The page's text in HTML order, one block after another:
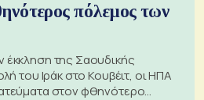
πόλεμος των
έκκληση της Σαουδικής
του Ιράκ στο Κουβέιτ, οι ΗΠΑ
στον φθηνότερο